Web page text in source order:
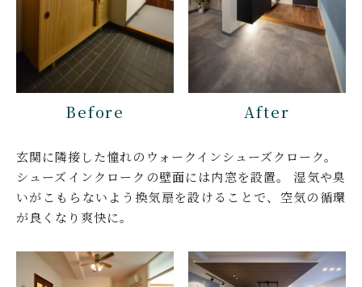
Before After
玄関に隣接した憧れのウォークインシューズクローク。
シューズインクロークの壁面には内窓を設置。
湿気や臭
いがこもらないよう換気扇を設けることで、空気の循環
が良くなり爽快に。